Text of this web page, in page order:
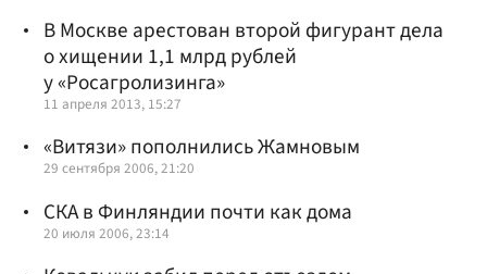
В Москве арестован второй фигурант дела
о хищении 1,1 млрд рублей
у «Росагролизинга»
11 апреля 2013, 15:27
«Витязи» пополнились Жамновым
29 сентября 2006, 21:20
СКА в Финляндии почти как дома
20 июля 2006, 23:14